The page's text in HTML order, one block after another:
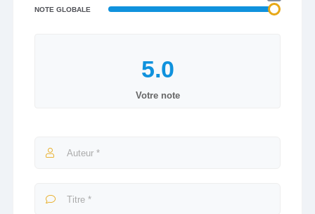
NOTE GLOBALE
Votre note